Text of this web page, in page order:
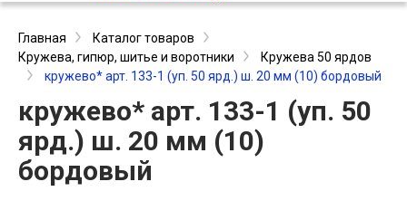
Главная
Каталог товаров
Кружева, гипюр, шитье и воротники
Кружева 50 ярдов
кружево* арт. 133-1 (уп. 50 ярд.) ш. 20 мм (10) бордовый
кружево* арт. 133-1 (уп. 50
ярд.) ш. 20 мм (10)
бордовый